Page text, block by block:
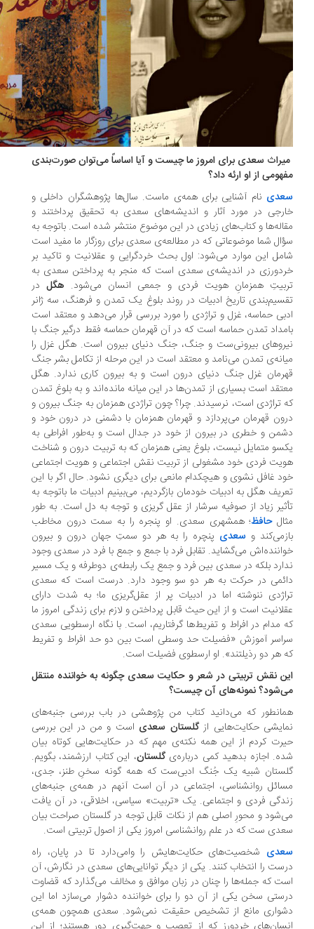
سعدی برای امروز ما چیست و آیا اساساً می‌توان صورت‌بندی
از او ارئه داد؟
نام آشنایی برای همه‌ی ماست. سال‌ها پژوهشگران داخلی و
در مورد آثار و اندیشه‌های سعدی به تحقیق پرداختند و
و کتاب‌های زیادی در این موضوع منتشر شده است. باتوجه به
شما موضوعاتی که در مطالعه‌ی سعدی برای روزگار ما مفید است
این موارد می‌شود: اول بحث خردگرایی و عقلانیت و تاکید بر
در اندیشه‌ی سعدی است که منجر به پرداختن سعدی به
همزمانِ هویت فردی و جمعی انسان می‌شود.هگلدر
تاریخ ادبیات در روند بلوغ یک تمدن و فرهنگ، سه ژانر
حماسه، غزل و تراژدی را مورد بررسی قرار می‌دهد و معتقد است
تمدن حماسه است که در آن قهرمان حماسه فقط درگیر جنگ با
بیرونی‌ست و جنگ، جنگ دنیای بیرون است. هگل غزل را
تمدن می‌نامد و معتقد است در این مرحله از تکامل بشر جنگ
غزل جنگ دنیای درون است و به بیرون کاری ندارد. هگل
است بسیاری از تمدن‌ها در این میانه مانده‌اند و به بلوغ تمدن
تراژدی است، نرسیدند. چرا؟ چون تراژدی همزمان به جنگ بیرون و
قهرمان می‌پردازد و قهرمان همزمان با دشمنی در درون خود و
و خطری در بیرون از خود در جدال است و به‌طور افراطی به
متمایل نیست، بلوغ یعنی همزمان که به تربیت درون و شناخت
فردی خود مشغولی از تربیت نقش اجتماعی و هویت اجتماعی
غافل نشوی و هیچکدام مانعی برای دیگری نشود. حال اگر با این
هگل به ادبیات خودمان بازگردیم، می‌بینیم ادبیات ما باتوجه به
زیاد از صوفیه سرشار از عقل گریزی و توجه به دل است. به طور
حافظ؛ همشهری سعدی. او پنجره را به سمت درون مخاطب
وسعدیپنچره را به هر دو سمتِ جهان درون و بیرون
می‌گشاید. تقابل فرد با جمع و جمع با فرد در سعدی وجود
بلکه در سعدی بین فرد و جمع یک رابطه‌ی دوطرفه و یک مسیر
در حرکت به هر دو سو وجود دارد. درست است که سعدی
ننوشته اما در ادبیات پر از عقل‌گریزی ما؛ به شدت دارای
است و از این حیث قابل پرداختن و لازم برای زندگی امروز ما
مدام در افراط و تفریط‌ها گرفتاریم، است. با نگاه ارسطویی سعدی
آموزش «فضیلت حد وسطی است بین دو حد افراط و تفریط
هر دو رذیلتند». او ارسطوی فضیلت است.
نقش تربیتی در شعر و حکایت سعدی چگونه به خواننده منتقل
نمونه‌های آن چیست؟
که می‌دانید کتاب من پژوهشی در باب بررسی جنبه‌های
حکایت‌هایی ازگلستان سعدی است و من در این بررسی
کردم از این همه نکته‌ی مهم که در حکایت‌هایی کوتاه بیان
اجازه بدهید کمی درباره‌یگلستان، این کتاب ارزشمند، بگویم.
شبیه یک جُنگ ادبی‌ست که همه گونه سخنِ طنز، جدی،
روانشناسی، اجتماعی در آن است آنهم در همه‌ی جنبه‌های
فردی و اجتماعی. یک «تربیت» سیاسی، اخلاقی، در آن یافت
و محورِ اصلی هم از نکات قابل توجه در گلستان صراحت بیان
ست که در علم روانشناسی امروز یکی از اصول تربیتی است.
شخصیت‌های حکایت‌هایش را وامی‌دارد تا در پایان، راه
را انتخاب کنند. یکی از دیگر توانایی‌های سعدی در نگارش، آن
که جمله‌ها را چنان در زبان موافق و مخالف می‌گذارد که قضاوت
سخن یکی از آن دو را برای خواننده دشوار می‌سازد اما این
مانع از تشخیص حقیقت نمی‌شود. سعدی همچون همه‌ی